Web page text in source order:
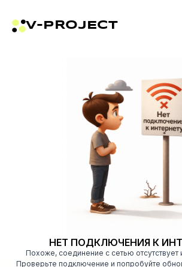
V-PROJECT
НЕТ ПОДКЛЮЧЕНИЯ К
Похоже, соединение с сетью отсутствует
Проверьте подключение и попробуйте